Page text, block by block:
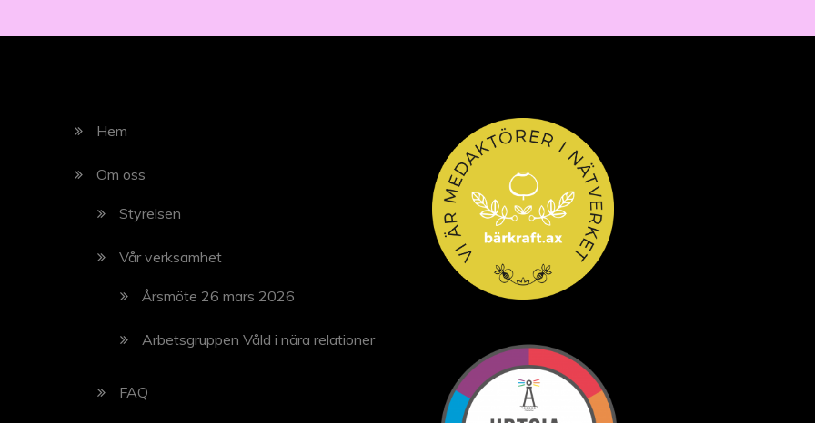
Hem
Om oss
Styrelsen
Vår verksamhet
Årsmöte 26 mars 2026
Arbetsgruppen Våld i nära relationer
FAQ